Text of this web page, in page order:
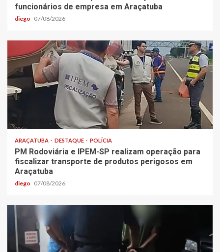
funcionários de empresa em Araçatuba
diego 07/08/2026
ARAÇATUBA DESTAQUE POLÍCIA
PM Rodoviária e IPEM-SP realizam operação para
fiscalizar transporte de produtos perigosos em
Araçatuba
diego 07/08/2026